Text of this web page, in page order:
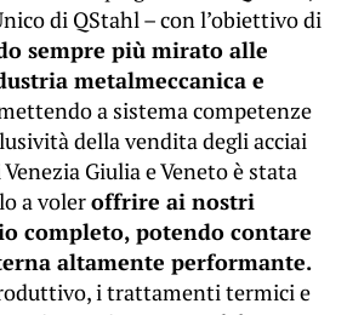
di QStahl – con l’obiettivo di
sempre più mirato alle
metalmeccanica e
a sistema competenze
della vendita degli acciai
Giulia e Veneto è stata
a voleroffrire ai nostri
completo, potendo contare
altamente performante.
i trattamenti termici e